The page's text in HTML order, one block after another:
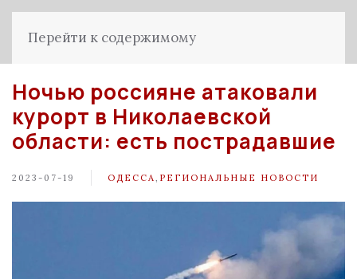
Перейти к содержимому
Ночью россияне атаковали
курорт в Николаевской
области: есть пострадавшие
2023-07-19 ОДЕССА РЕГИОНАЛЬНЫЕ НОВОСТИ